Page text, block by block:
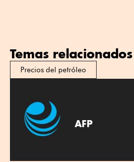
Temas relacionados
Precios del petróleo
AFP